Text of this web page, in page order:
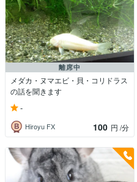
離席中
メダカ・ヌマエビ・貝・コリドラス
の話を聞きます
-
Hiroyu FX 100 円 /分